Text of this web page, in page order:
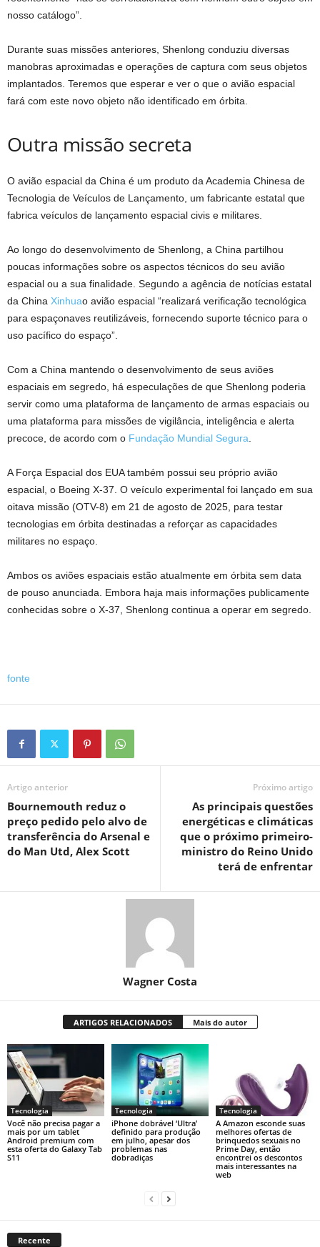
nosso catálogo”.
Durante suas missões anteriores, Shenlong conduziu diversas
manobras aproximadas e operações de captura com seus objetos
implantados. Teremos que esperar e ver o que o avião espacial
fará com este novo objeto não identificado em órbita.
Outra missão secreta
O avião espacial da China é um produto da Academia Chinesa de
Tecnologia de Veículos de Lançamento, um fabricante estatal que
fabrica veículos de lançamento espacial civis e militares.
Ao longo do desenvolvimento de Shenlong, a China partilhou
poucas informações sobre os aspectos técnicos do seu avião
espacial ou a sua finalidade. Segundo a agência de notícias estatal
da China Xinhuao avião espacial “realizará verificação tecnológica
para espaçonaves reutilizáveis, fornecendo suporte técnico para o
uso pacífico do espaço”.
Com a China mantendo o desenvolvimento de seus aviões
espaciais em segredo, há especulações de que Shenlong poderia
servir como uma plataforma de lançamento de armas espaciais ou
uma plataforma para missões de vigilância, inteligência e alerta
precoce, de acordo com o Fundação Mundial Segura
A Força Espacial dos EUA também possui seu próprio avião
espacial, o Boeing X-37. O veículo experimental foi lançado em sua
oitava missão (OTV-8) em 21 de agosto de 2025, para testar
tecnologias em órbita destinadas a reforçar as capacidades
militares no espaço.
Ambos os aviões espaciais estão atualmente em órbita sem data
de pouso anunciada. Embora haja mais informações publicamente
conhecidas sobre o X-37, Shenlong continua a operar em segredo.
fonte
Artigo anterior
Bournemouth reduz o
preço pedido pelo alvo de
transferência do Arsenal e
do Man Utd, Alex Scott
Próximo artigo
As principais questões
energéticas e climáticas
que o próximo primeiro-
ministro do Reino Unido
terá de enfrentar
Wagner Costa
ARTIGOS RELACIONADOS Mais do autor
Tecnologia
Você não precisa pagar a
mais por um tablet
Android premium com
esta oferta do Galaxy Tab
S11
Tecnologia
iPhone dobrável ‘Ultra’
definido para produção
em julho, apesar dos
problemas nas
dobradiças
Tecnologia
A Amazon esconde suas
melhores ofertas de
brinquedos sexuais no
Prime Day, então
encontrei os descontos
mais interessantes na
web
Recente